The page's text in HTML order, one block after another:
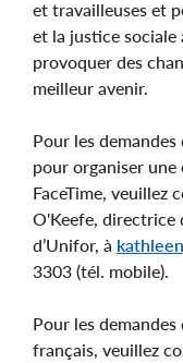
et travailleuses et
et la justice sociale
provoquer des
meilleur avenir.
Pour les
pour organiser une
FaceTime, veuillez
O'Keefe, directrice
d’Unifor, à
3303 (tél. mobile).
Pour les demandes
français, veuillez